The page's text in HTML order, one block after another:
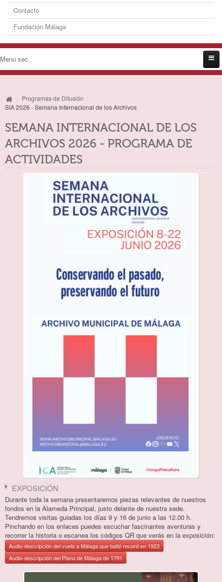
Contacto
Fundación Málaga
Menu sec.
Archivo Administrativo Intermedio
Archivo fotográfico
Biblioteca y Hemeroteca
Málaga hace historia
Actividades Formativas
Plan Estratégico
Programas de Difusión
Feria de Málaga
Historia de los toros en Málaga
Visitas guiadas
Archivo accesible
Un siglo en 12 meses
Noticias de prensa
| Programas de Difusión |
SIA 2026 - Semana Internacional de los Archivos
SEMANA INTERNACIONAL DE LOS
ARCHIVOS 2026 - PROGRAMA DE
ACTIVIDADES
EXPOSICIÓN
Durante toda la semana presentaremos piezas relevantes de nuestros
fondos en la Alameda Principal, justo delante de nuestra sede.
Tendremos visitas guiadas los días 9 y 16 de junio a las 12.00 h.
Pinchando en los enlaces puedes escuchar fascinantes aventuras y
recorrer la historia o escanea los códigos QR que verás en la exposición:
Audio-descripción del vuelo a Málaga que batió record en 1923
Audio-descripción del Plano de Málaga de 1791